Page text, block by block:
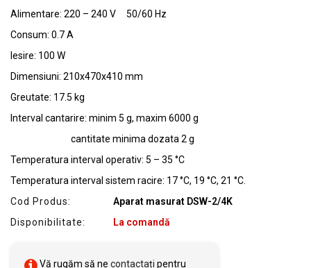
Alimentare: 220 – 240 V 50/60 Hz
Consum: 0.7 A
Iesire: 100 W
Dimensiuni: 210x470x410 mm
Greutate: 17.5 kg
Interval cantarire: minim 5 g, maxim 6000 g
cantitate minima dozata 2 g
Temperatura interval operativ: 5 – 35 °C
Temperatura interval sistem racire: 17 °C, 19 °C, 21 °C.
Cod Produs:
Aparat masurat DSW-2/4K
Disponibilitate:
La comandă
Vă rugăm să ne contactați pentru